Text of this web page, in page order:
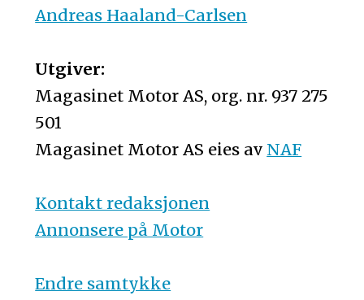
Andreas Haaland-Carlsen
Utgiver:
Magasinet Motor AS, org. nr. 937 275
501
Magasinet Motor AS eies av NAF
Kontakt redaksjonen
Annonsere på Motor
Endre samtykke